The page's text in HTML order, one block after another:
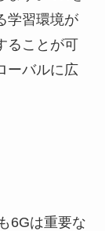
学習環境が
ることが可
ーバルに広
6Gは重要な